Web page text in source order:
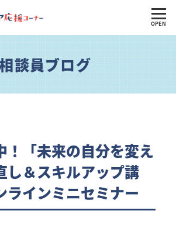
OPEN
談員ブログ
！「未来の自分を変え
し＆スキルアップ講
ラインミニセミナー